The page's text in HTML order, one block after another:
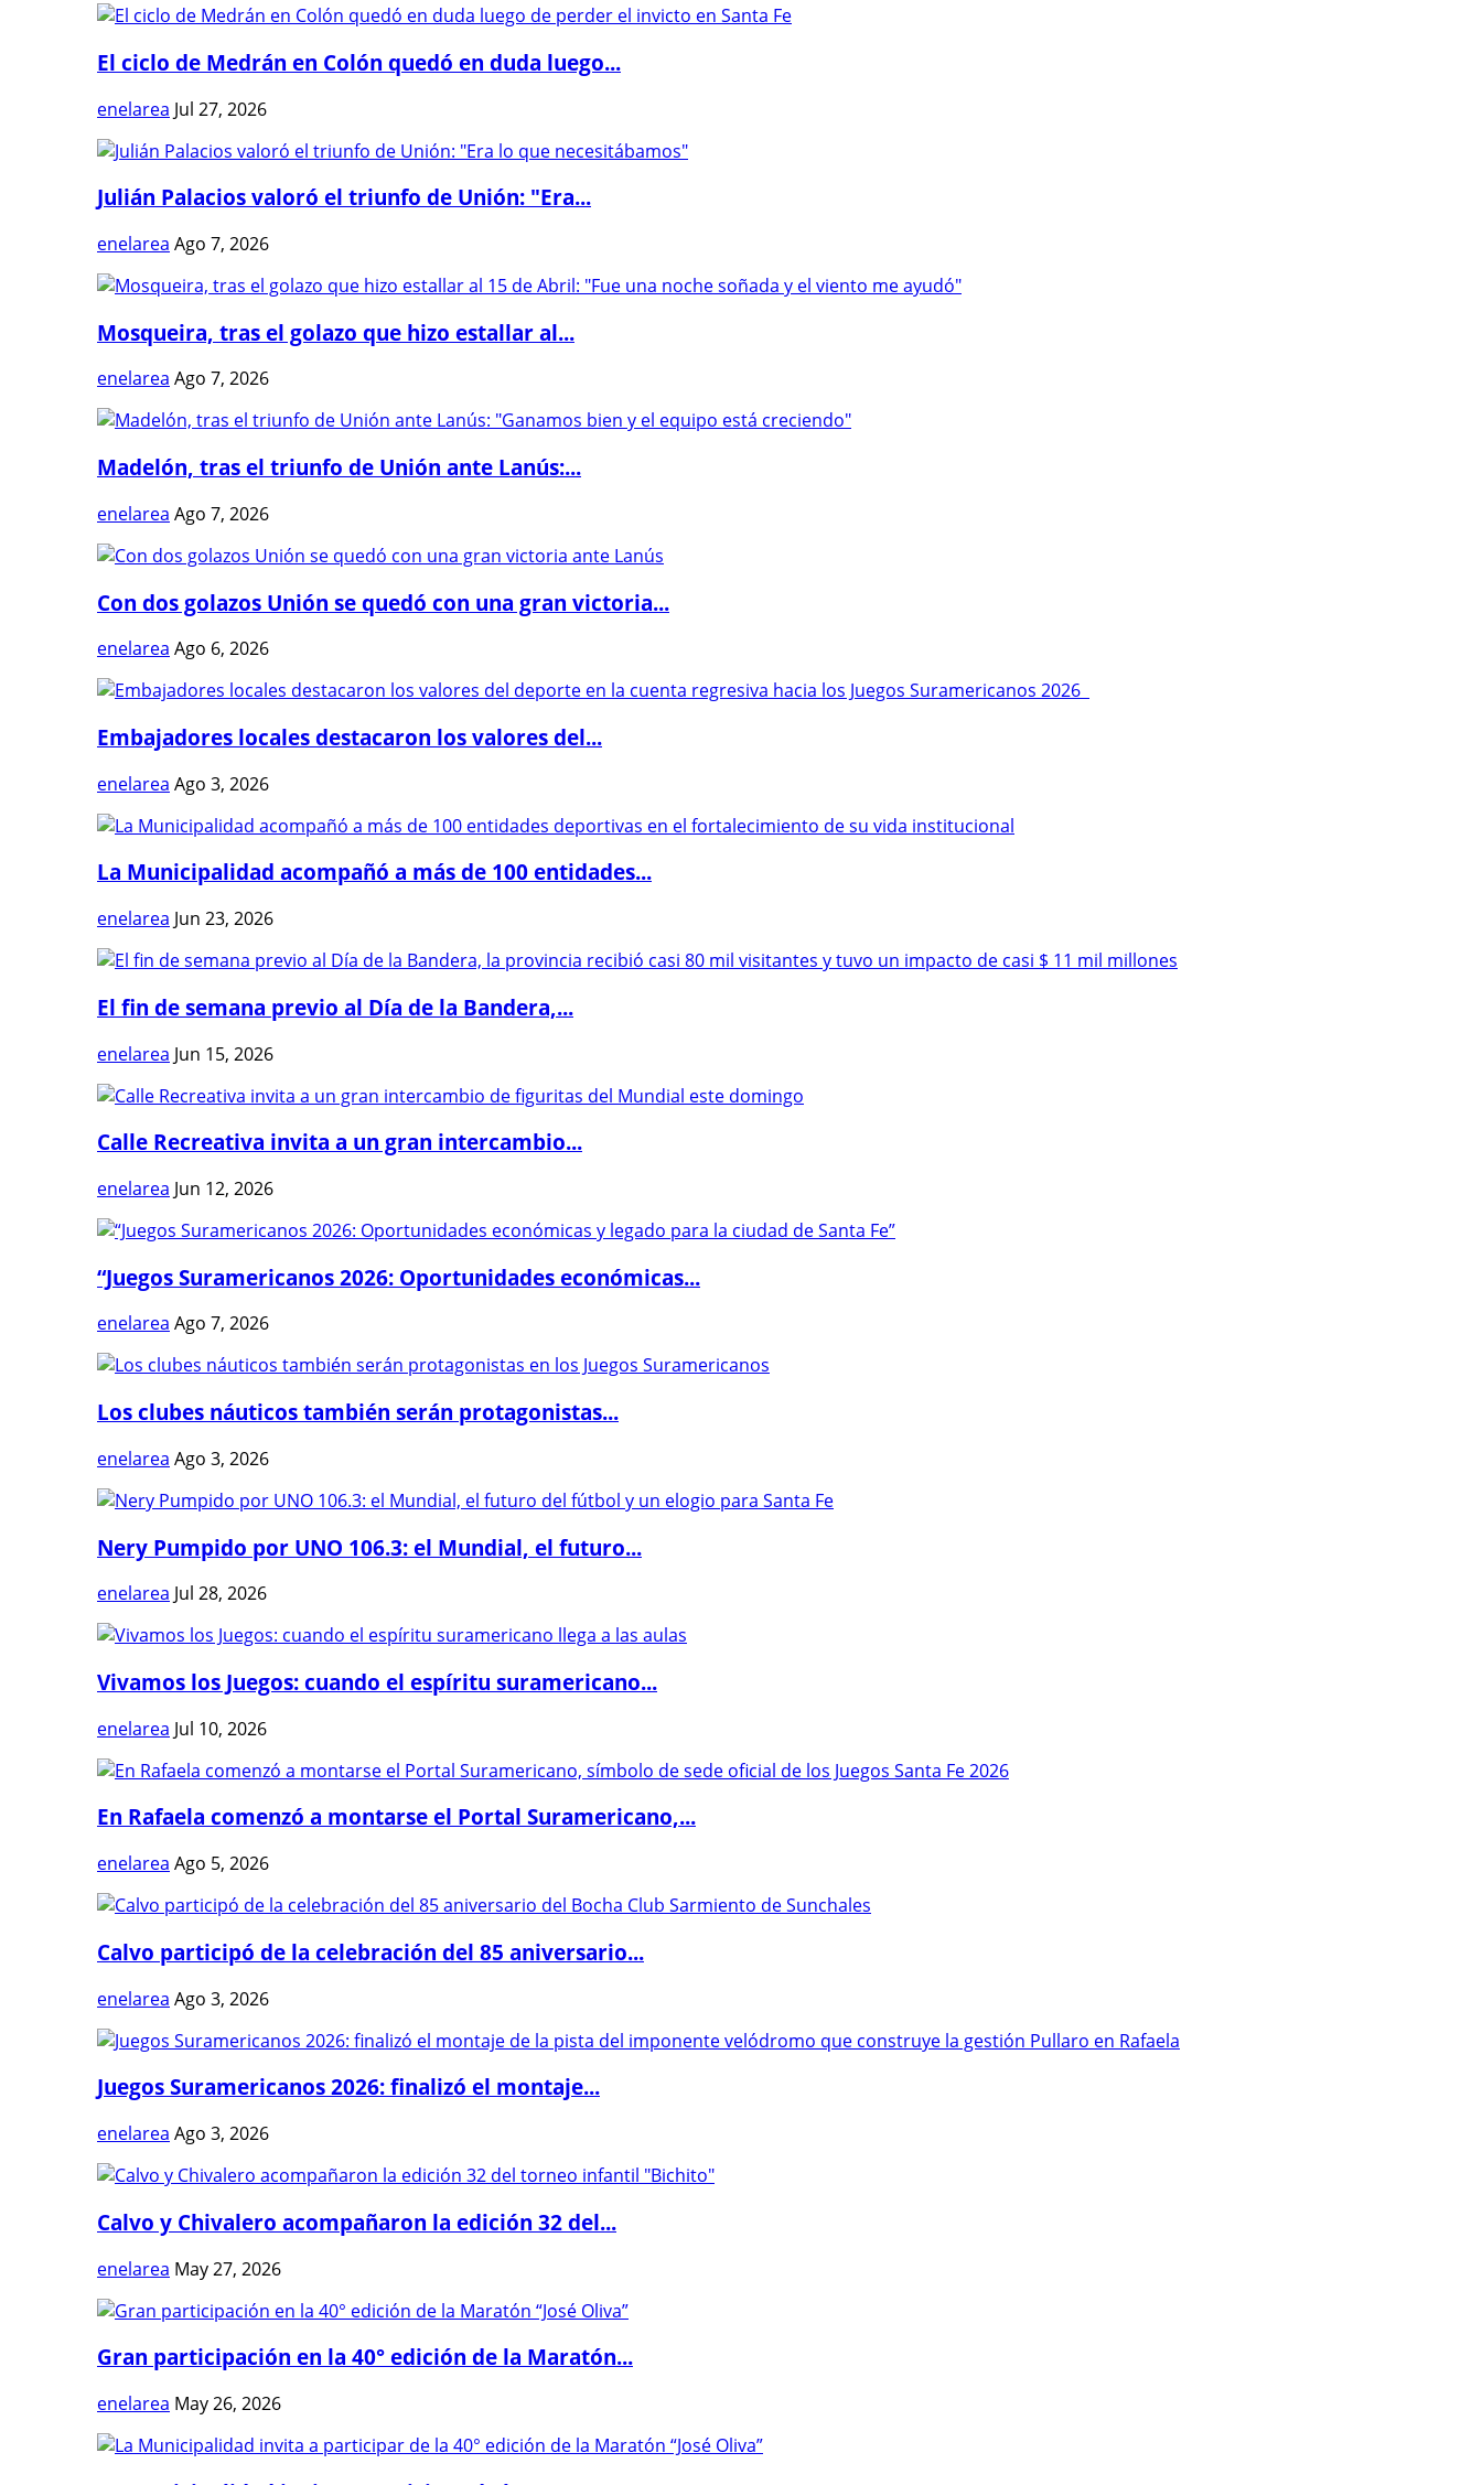
El ciclo de Medrán en Colón quedó en duda luego...
enelarea Jul 27, 2026
Julián Palacios valoró el triunfo de Unión: "Era...
enelarea Ago 7, 2026
Mosqueira, tras el golazo que hizo estallar al...
enelarea Ago 7, 2026
Madelón, tras el triunfo de Unión ante Lanús:...
enelarea Ago 7, 2026
Con dos golazos Unión se quedó con una gran victoria...
enelarea Ago 6, 2026
Embajadores locales destacaron los valores del...
enelarea Ago 3, 2026
La Municipalidad acompañó a más de 100 entidades...
enelarea Jun 23, 2026
El fin de semana previo al Día de la Bandera,...
enelarea Jun 15, 2026
Calle Recreativa invita a un gran intercambio...
enelarea Jun 12, 2026
“Juegos Suramericanos 2026: Oportunidades económicas...
enelarea Ago 7, 2026
Los clubes náuticos también serán protagonistas...
enelarea Ago 3, 2026
Nery Pumpido por UNO 106.3: el Mundial, el futuro...
enelarea Jul 28, 2026
Vivamos los Juegos: cuando el espíritu suramericano...
enelarea Jul 10, 2026
En Rafaela comenzó a montarse el Portal Suramericano,...
enelarea Ago 5, 2026
Calvo participó de la celebración del 85 aniversario...
enelarea Ago 3, 2026
Juegos Suramericanos 2026: finalizó el montaje...
enelarea Ago 3, 2026
Calvo y Chivalero acompañaron la edición 32 del...
enelarea May 27, 2026
Gran participación en la 40° edición de la Maratón...
enelarea May 26, 2026